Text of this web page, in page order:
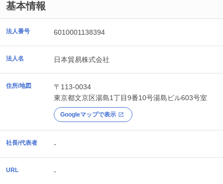
基本情報
法人番号 6010001138394
法人名 日本貿易株式会社
住所/地図
〒113-0034
東京都文京区湯島1丁目9番10号湯島ビル603号室
Googleマップで表示
社長/代表者 -
URL -